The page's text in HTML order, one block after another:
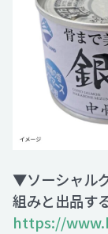
▼ソーシャル
組みと出品す
https://